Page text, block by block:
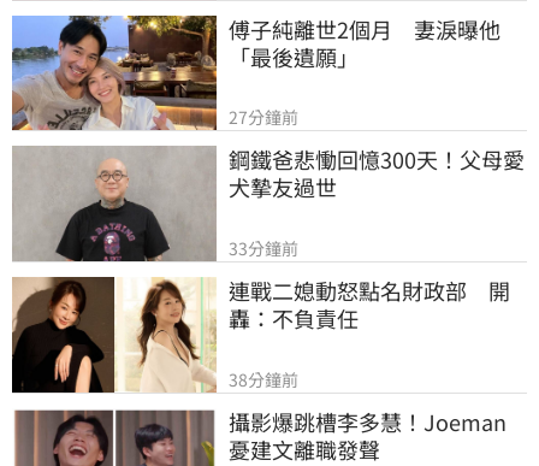
傅子純離世2個月　妻淚曝他
「最後遺願」
27分鐘前
鋼鐵爸悲慟回憶300天！父母愛
犬摯友過世
33分鐘前
連戰二媳動怒點名財政部　開
轟：不負責任
38分鐘前
攝影爆跳槽李多慧！Joeman
憂建文離職發聲